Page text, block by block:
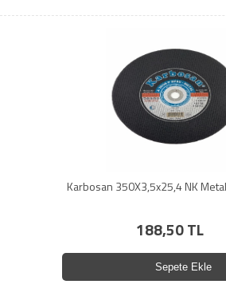
Karbosan 350X3,5x25,4 NK
188,50 TL
Sepete Ekle